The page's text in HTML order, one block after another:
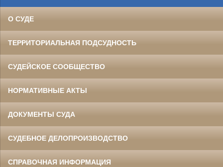
О СУДЕ
ТЕРРИТОРИАЛЬНАЯ ПОДСУДНОСТЬ
СУДЕЙСКОЕ СООБЩЕСТВО
НОРМАТИВНЫЕ АКТЫ
ДОКУМЕНТЫ СУДА
СУДЕБНОЕ ДЕЛОПРОИЗВОДСТВО
СПРАВОЧНАЯ ИНФОРМАЦИЯ